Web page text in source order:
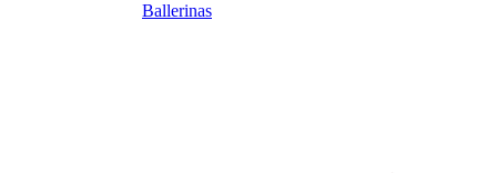
Ballerinas